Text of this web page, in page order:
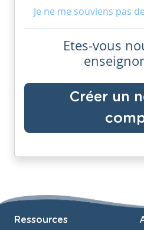
Je ne me souviens pas
Etes-vous
Créer un
Ressources